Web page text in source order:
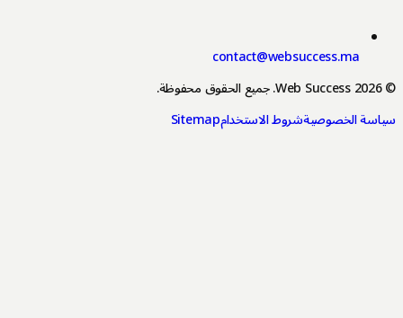
contact@websuccess.ma
2026
Web Success.
جميع الحقوق محفوظة.
الخصوصيةشروط الاستخدامSitemap